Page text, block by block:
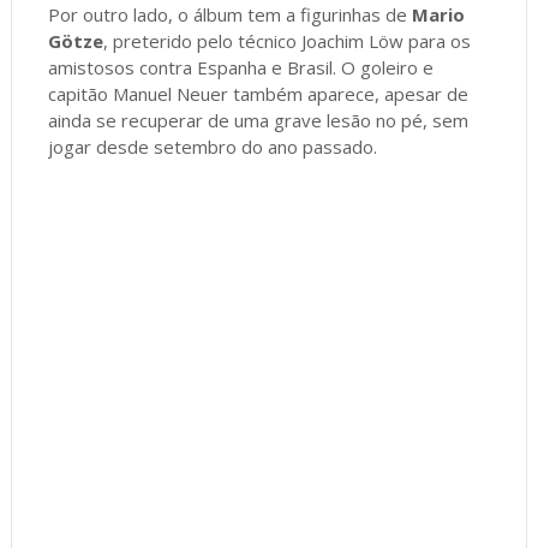
Por outro lado, o álbum tem a figurinhas de Mario
Götze, preterido pelo técnico Joachim Löw para os
amistosos contra Espanha e Brasil. O goleiro e
capitão Manuel Neuer também aparece, apesar de
ainda se recuperar de uma grave lesão no pé, sem
jogar desde setembro do ano passado.